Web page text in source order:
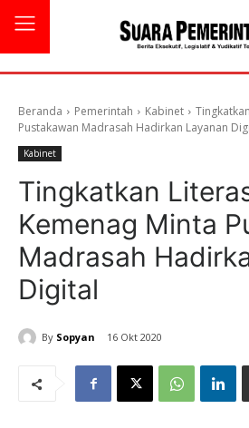
Beranda Pemerintah Kabinet
Pustakawan Madrasah Hadirkan Layanan
Kabinet
Tingkatkan
Kemenag Minta
Madrasah
Digital
By Sopyan 16 Okt 2020